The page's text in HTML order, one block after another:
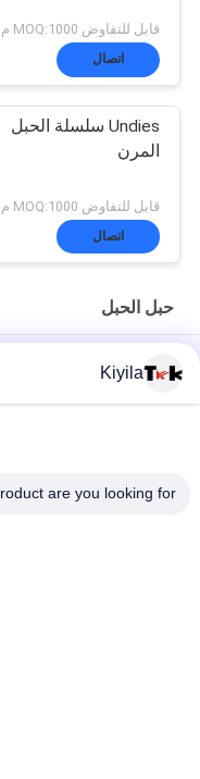
قابل للتفاوض MOQ:1000 م
اتصال
Undies سلسلة الحبل
المرن
قابل للتفاوض MOQ:1000 م
اتصال
حبل الحبل
سترة
عالية مثابرة 3
100٪ البوليستر / النايلون محبوك مطوي الشريط المرن مع شعار تنقش
Kiyila
are you looking for?